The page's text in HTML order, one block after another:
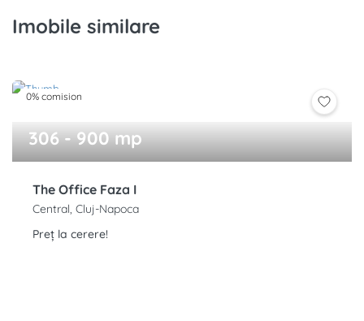
Imobile similare
0% comision
306 - 900 mp
The Office Faza I
Central, Cluj-Napoca
Preț la cerere!